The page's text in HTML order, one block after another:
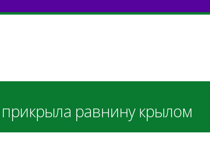
равнину крылом